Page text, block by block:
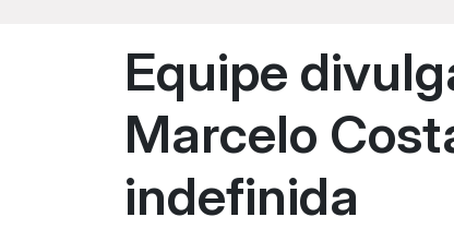
Equipe
Marcelo
indefinida